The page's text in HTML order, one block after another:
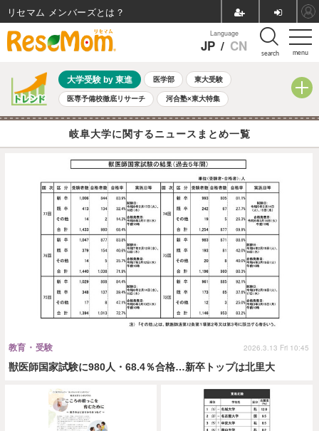
menu
Language
JP / CN search
大学受験 by 東進 医学部 東大受験
医専予備校徹底リサーチ 河合塾×東大特集
親子で考える大学選び 高校受験 中学受験 小学校受験
夏休み 8月開催学校説明会・相談会
岐阜大学に関するニュースまとめ一覧
獣医師国家試験に980人・68.4％合格…新卒トップは北里大
教育・受験 2026.3.13 Fri 10:45
リセマム メンバーズ